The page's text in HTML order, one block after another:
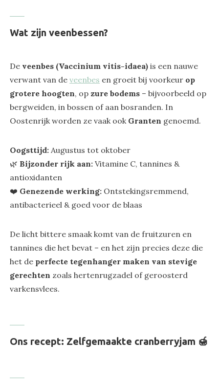
Wat zijn veenbessen?
De veenbes (Vaccinium vitis-idaea) is een nauwe
verwant van de veenbes en groeit bij voorkeur op
grotere hoogten, op zure bodems – bijvoorbeeld op
bergweiden, in bossen of aan bosranden. In
Oostenrijk worden ze vaak ook Granten genoemd.
Oogsttijd: Augustus tot oktober
🌿 Bijzonder rijk aan: Vitamine C, tannines &
antioxidanten
❤️ Genezende werking: Ontstekingsremmend,
antibacterieel & goed voor de blaas
De licht bittere smaak komt van de fruitzuren en
tannines die het bevat – en het zijn precies deze die
het de perfecte tegenhanger maken van stevige
gerechten zoals hertenrugzadel of geroosterd
varkensvlees.
Ons recept: Zelfgemaakte cranberryjam 🍯